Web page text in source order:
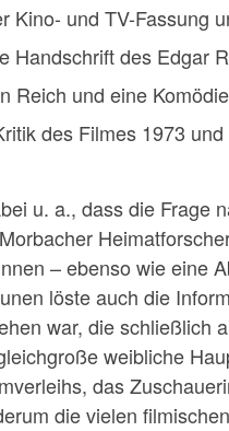
Kino- und TV-Fassung
Handschrift des Edgar
Reich und eine
des Filmes 1973
u. a., dass die Frage
– ebenso wie eine
löste auch die
war, die schließlich
weibliche
das
die vielen